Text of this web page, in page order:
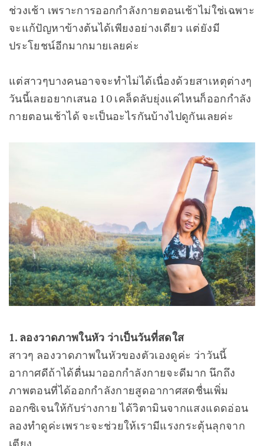
ช่วงเช้า เพราะการออกกำลังกายตอนเช้าไม่ใช่เฉพาะ
จะแก้ปัญหาข้างต้นได้เพียงอย่างเดียว แต่ยังมี
ประโยชน์อีกมากมายเลยค่ะ
แต่สาวๆบางคนอาจจะทำไม่ได้เนื่องด้วยสาเหตุต่างๆ
วันนี้เลยอยากเสนอ 10 เคล็ดลับยุ่งแค่ไหนก็ออกกำลัง
กายตอนเช้าได้ จะเป็นอะไรกันบ้างไปดูกันเลยค่ะ
1. ลองวาดภาพในหัว ว่าเป็นวันที่สดใส
สาวๆ ลองวาดภาพในหัวของตัวเองดูค่ะ ว่าวันนี้
อากาศดีถ้าได้ตื่นมาออกกำลังกายจะดีมาก นึกถึง
ภาพตอนที่ได้ออกกำลังกายสูดอากาศสดชื่นเพิ่ม
ออกซิเจนให้กับร่างกาย ได้วิตามินจากแสงแดดอ่อน
ลองทำดูค่ะเพราะจะช่วยให้เรามีแรงกระตุ้นลุกจาก